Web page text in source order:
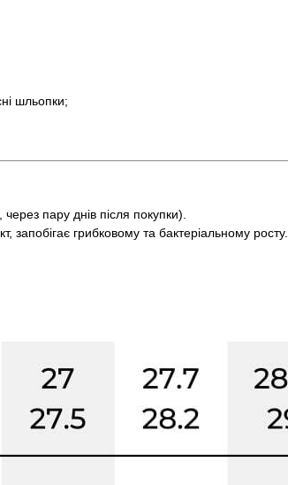
шльопки;
пару днів після покупки).
запобігає грибковому та бактеріальному росту.